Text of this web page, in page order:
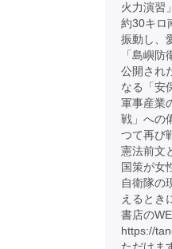
火力演習
約30キロ
振動し、
「島嶼
公開され
なる「安
軍事産業
戦」への
つて再び
憲法前文
国策が女
自衛隊の
えるとき
書店の
https://